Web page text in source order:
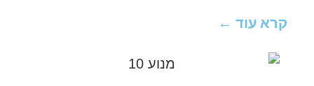
קרא עוד ←